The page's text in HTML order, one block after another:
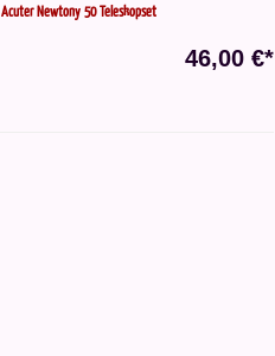
Acuter Newtony 50 Teleskopset
46,00 €*